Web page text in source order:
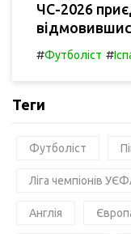
ЧС-2026
#Футболіст #
Теги
Футболіст
Ліга чемпіонів
Англія